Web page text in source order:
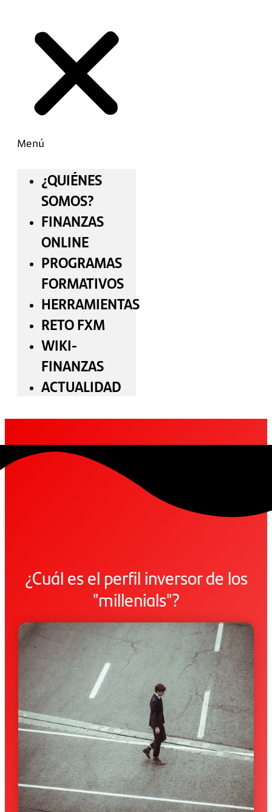
Menú
¿QUIÉNES
SOMOS?
FINANZAS
ONLINE
PROGRAMAS
FORMATIVOS
HERRAMIENTAS
RETO FXM
WIKI-
FINANZAS
ACTUALIDAD
¿Cuál es el perfil inversor de los
"millenials"?